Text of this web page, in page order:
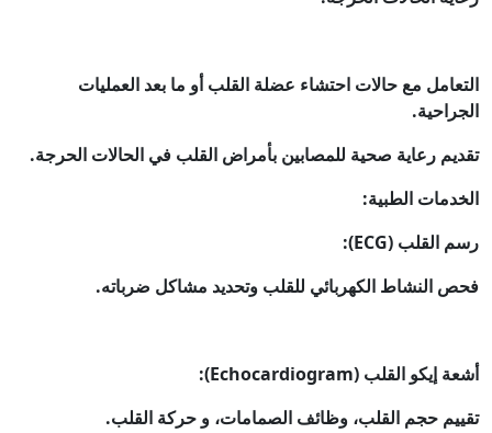
التعامل مع حالات احتشاء عضلة القلب أو ما بعد العمليات
الجراحية.
تقديم رعاية صحية للمصابين بأمراض القلب في الحالات الحرجة.
الخدمات الطبية:
رسم القلب (ECG):
فحص النشاط الكهربائي للقلب وتحديد مشاكل ضرباته.
أشعة إيكو القلب (Echocardiogram):
تقييم حجم القلب، وظائف الصمامات، و حركة القلب.